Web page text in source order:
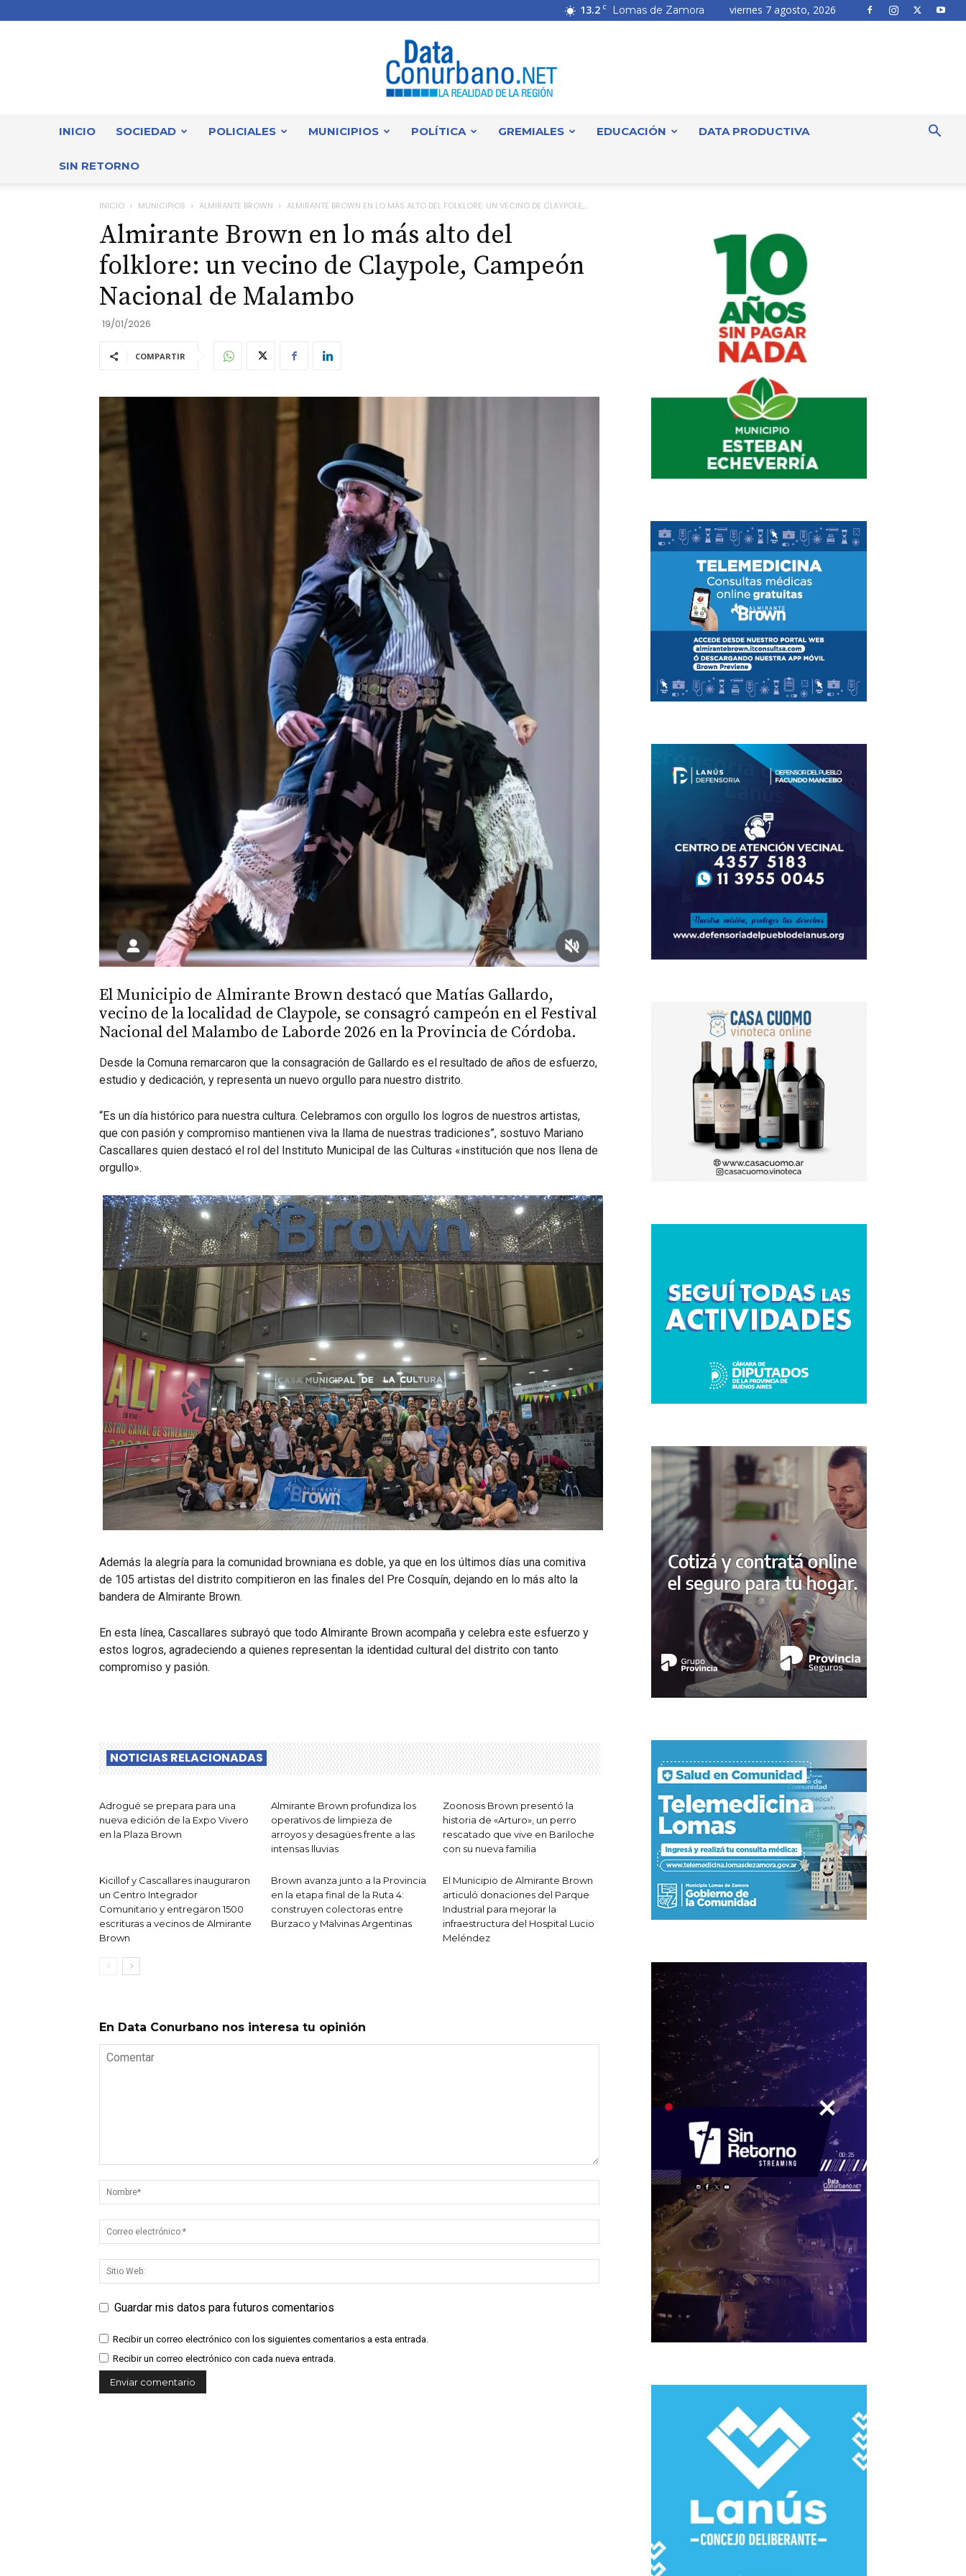
13.2 C Lomas de Zamora viernes 7 agosto, 2026
INICIO SOCIEDAD POLICIALES MUNICIPIOS POLÍTICA GREMIALES EDUCACIÓN DATA PRODUCTIVA
SIN RETORNO
INICIO MUNICIPIOS ALMIRANTE BROWN ALMIRANTE BROWN EN LO MÁS ALTO DEL FOLKLORE: UN VECINO DE CLAYPOLE,...
Almirante Brown en lo más alto del
folklore: un vecino de Claypole, Campeón
Nacional de Malambo
19/01/2026
COMPARTIR
El Municipio de Almirante Brown destacó que Matías Gallardo,
vecino de la localidad de Claypole, se consagró campeón en el Festival
Nacional del Malambo de Laborde 2026 en la Provincia de Córdoba.
Desde la Comuna remarcaron que la consagración de Gallardo es el resultado de años de esfuerzo,
estudio y dedicación, y representa un nuevo orgullo para nuestro distrito.
“Es un día histórico para nuestra cultura. Celebramos con orgullo los logros de nuestros artistas,
que con pasión y compromiso mantienen viva la llama de nuestras tradiciones”, sostuvo Mariano
Cascallares quien destacó el rol del Instituto Municipal de las Culturas «institución que nos llena de
orgullo».
Además la alegría para la comunidad browniana es doble, ya que en los últimos días una comitiva
de 105 artistas del distrito compitieron en las finales del Pre Cosquín, dejando en lo más alto la
bandera de Almirante Brown.
En esta línea, Cascallares subrayó que todo Almirante Brown acompaña y celebra este esfuerzo y
estos logros, agradeciendo a quienes representan la identidad cultural del distrito con tanto
compromiso y pasión.
NOTICIAS RELACIONADAS
Adrogué se prepara para una
nueva edición de la Expo Vivero
en la Plaza Brown
Almirante Brown profundiza los
operativos de limpieza de
arroyos y desagües frente a las
intensas lluvias
Zoonosis Brown presentó la
historia de «Arturo», un perro
rescatado que vive en Bariloche
con su nueva familia
Kicillof y Cascallares inauguraron
un Centro Integrador
Comunitario y entregaron 1500
escrituras a vecinos de Almirante
Brown
Brown avanza junto a la Provincia
en la etapa final de la Ruta 4:
construyen colectoras entre
Burzaco y Malvinas Argentinas
El Municipio de Almirante Brown
articuló donaciones del Parque
Industrial para mejorar la
infraestructura del Hospital Lucio
Meléndez
En Data Conurbano nos interesa tu opinión
Guardar mis datos para futuros comentarios
Recibir un correo electrónico con los siguientes comentarios a esta entrada.
Recibir un correo electrónico con cada nueva entrada.